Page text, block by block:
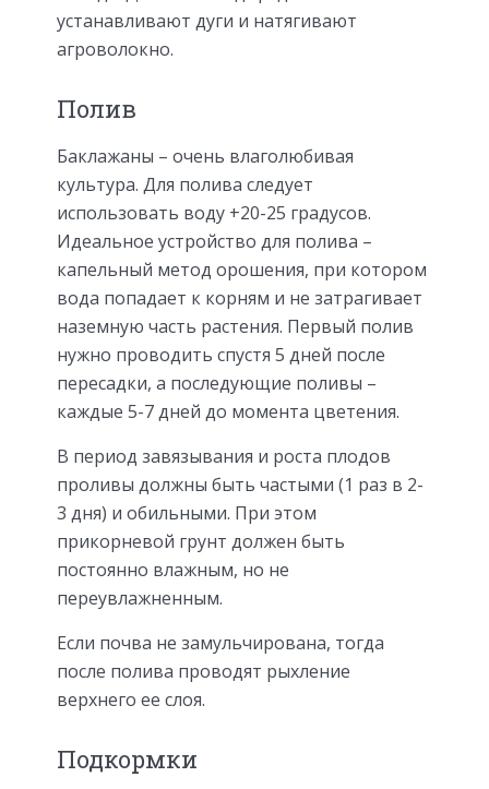
устанавливают дуги и натягивают
агроволокно.
Полив
Баклажаны – очень влаголюбивая
культура. Для полива следует
использовать воду +20-25 градусов.
Идеальное устройство для полива –
капельный метод орошения, при котором
вода попадает к корням и не затрагивает
наземную часть растения. Первый полив
нужно проводить спустя 5 дней после
пересадки, а последующие поливы –
каждые 5-7 дней до момента цветения.
В период завязывания и роста плодов
проливы должны быть частыми (1 раз в 2-
3 дня) и обильными. При этом
прикорневой грунт должен быть
постоянно влажным, но не
переувлажненным.
Если почва не замульчирована, тогда
после полива проводят рыхление
верхнего ее слоя.
Подкормки